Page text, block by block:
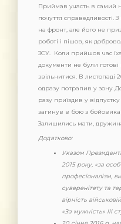
Приймав участь в самий
почуття справедливості.
на фронт, але його не
роботі і пішов, як
ЗСУ. Коли прийшов час
документи не були готові
звільнитися. В листопаді
одразу потрапив у зону
разу приїздив у
загинув в бою з
Залишились мати,
Додатково:
Указом
2015 року, «за
професіоналізм,
суверенітету та
вірність
«За мужність» III